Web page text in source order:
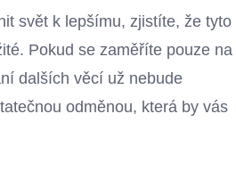
svět k lepšímu, zjistíte, že tyto
Pokud se zaměříte pouze na
dalších věcí už nebude
odměnou, která by vás